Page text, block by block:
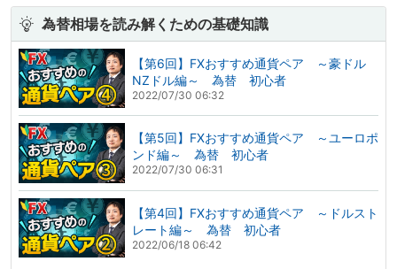
為替相場を読み解くための基礎知識
【第6回】FXおすすめ通貨ペア ～豪ドル
NZドル編～ 為替 初心者
2022/07/30 06:32
【第5回】FXおすすめ通貨ペア ～ユーロポ
ンド編～ 為替 初心者
2022/07/30 06:31
【第4回】FXおすすめ通貨ペア ～ドルスト
レート編～ 為替 初心者
2022/06/18 06:42